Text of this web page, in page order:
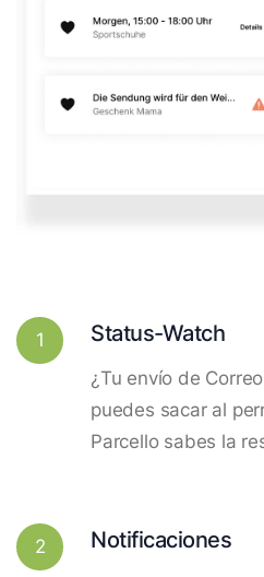
1 Status-Watch
¿Tu envío de
puedes sacar al
Parcello sabes la
2 Notificaciones